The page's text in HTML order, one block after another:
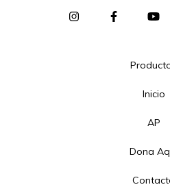
Inicio
AP
Dona